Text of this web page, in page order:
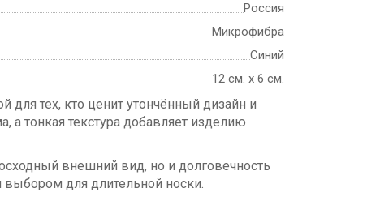
Россия
Микрофибра
Синий
12 см. х 6 см.
для тех, кто ценит утончённый дизайн и
тонкая текстура добавляет изделию
внешний вид, но и долговечность
выбором для длительной носки.